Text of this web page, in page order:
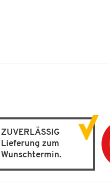
ZUVERLÄSSIG
Lieferung zum
Wunschtermin.